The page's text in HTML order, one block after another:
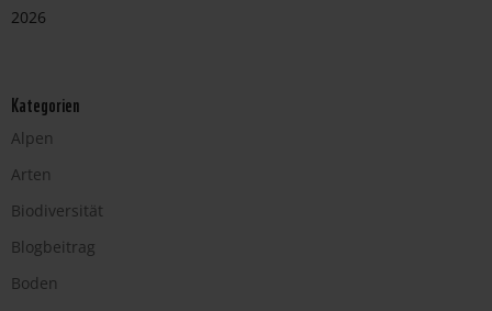
2026
Kategorien
Alpen
Arten
Biodiversität
Blogbeitrag
Boden